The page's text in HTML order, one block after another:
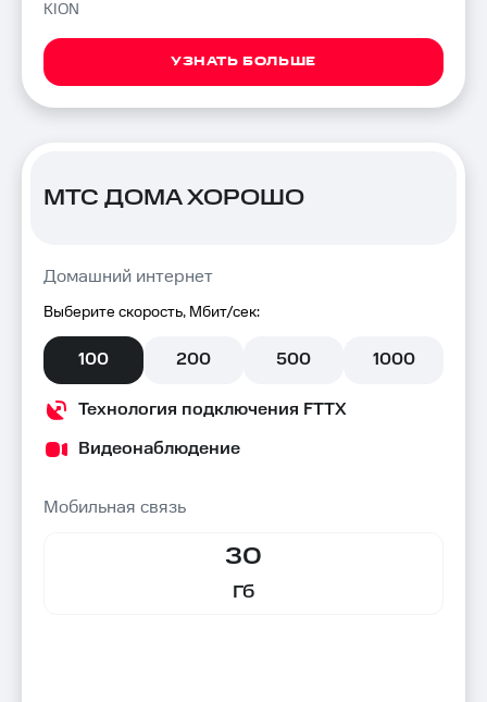
KION
УЗНАТЬ БОЛЬШЕ
МТС ДОМА ХОРОШО
Домашний интернет
Выберите скорость, Мбит/сек:
100 200 500 1000
Технология подключения FTTX
Видеонаблюдение
Мобильная связь
30
Гб